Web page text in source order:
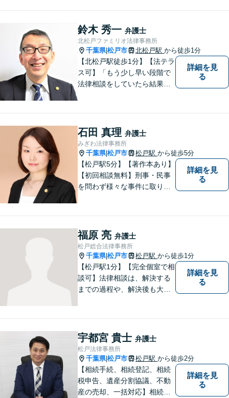
一人一人に寄り添い、信頼関
係を築きながら最善の解決策
をご提供いたします。
鈴木 秀一 弁護士
北松戸ファミリオ法律事務所
千葉県|松戸市 北松戸駅 から徒歩1分
【北松戸駅徒歩1分】【法テラ
ス可】「もう少し早い段階で
法律相談をしていたら結果が
に、皆さんの明るい未来をサ
ポートします。【電話相談
可】
詳細を見
る
石田 真理 弁護士
みぎわ法律事務所
千葉県|松戸市 松戸駅 から徒歩5分
【松戸駅5分】【著作本あり】
【初回相談無料】刑事・民事
を問わず様々な事件に取り組
てるようサポートさせていた
だきます。
詳細を見
る
福原 亮 弁護士
松戸総合法律事務所
千葉県|松戸市 松戸駅 から徒歩1分
【松戸駅1分】【完全個室で相
談可】法律相談は、解決する
までの過程や、解決後も大切
相談30分無料、オンライン面
談、事前の予約で土日の面談
にも対応しております。
詳細を見
る
宇都宮 貴士 弁護士
松戸法律事務所
千葉県|松戸市 松戸駅 から徒歩2分
【相続手続、相続登記、相続
税申告、遺産分割協議、不動
産の売却、一括対応】相続に
詳細を見
る